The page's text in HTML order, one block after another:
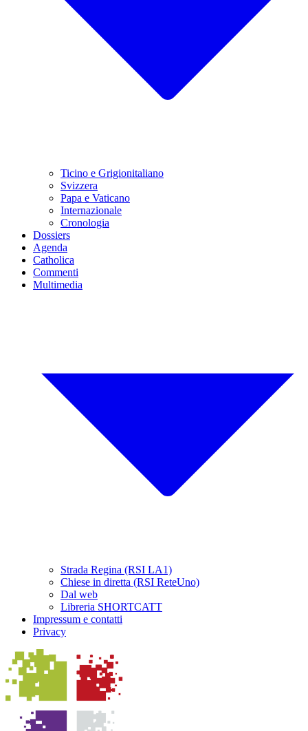
Ticino e Grigionitaliano
Svizzera
Papa e Vaticano
Internazionale
Cronologia
Dossiers
Agenda
Catholica
Commenti
Multimedia
Strada Regina (RSI LA1)
Chiese in diretta (RSI ReteUno)
Dal web
Libreria SHORTCATT
Impressum e contatti
Privacy